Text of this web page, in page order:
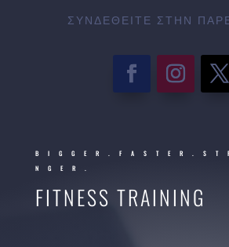
ΣΥΝΔΕΘΕΊΤΕ ΣΤΗΝ
NGER.
FITNESS TRAINING